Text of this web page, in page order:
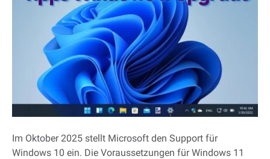
Im Oktober 2025 stellt Microsoft den Support für
Windows 10 ein. Die Voraussetzungen für Windows 11